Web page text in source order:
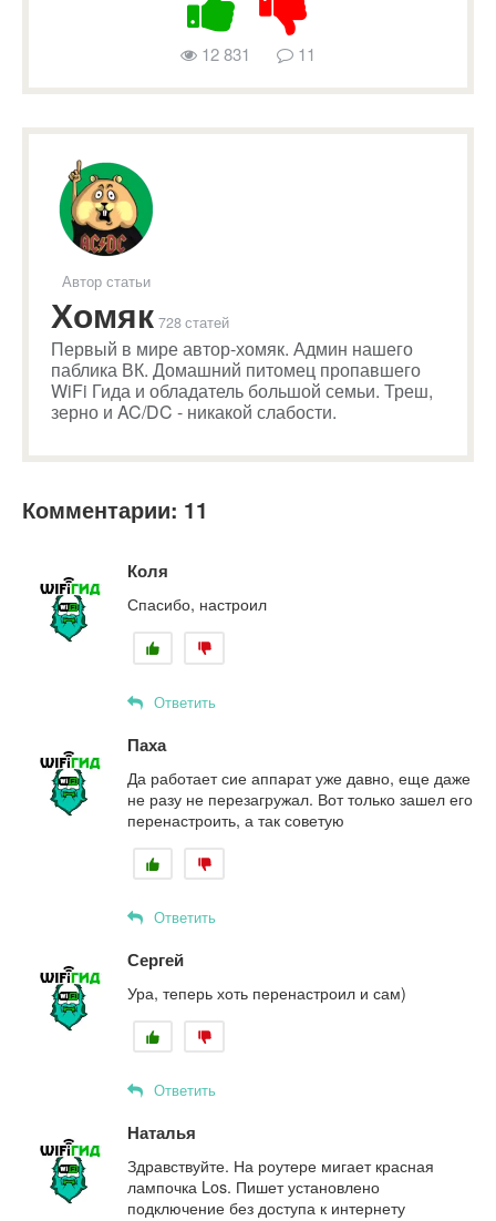
12 831 11
Автор статьи
Хомяк 728 статей
Первый в мире автор-хомяк. Админ нашего
паблика ВК. Домашний питомец пропавшего
WiFi Гида и обладатель большой семьи. Треш,
зерно и AC/DC - никакой слабости.
Комментарии: 11
Коля
Спасибо, настроил
Ответить
Паха
Да работает сие аппарат уже давно, еще даже
не разу не перезагружал. Вот только зашел его
перенастроить, а так советую
Ответить
Сергей
Ура, теперь хоть перенастроил и сам)
Ответить
Наталья
Здравствуйте. На роутере мигает красная
лампочка Los. Пишет установлено
подключение без доступа к интернету